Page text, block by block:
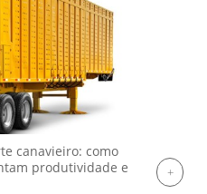
canavieiro: como
produtividade e